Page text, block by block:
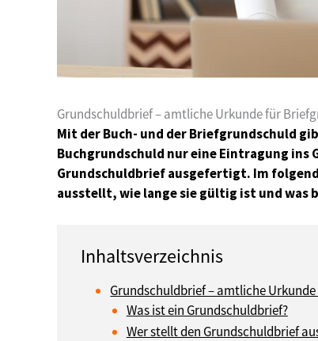
Grundschuldbrief – amtliche Urkunde für
Mit der Buch- und der Briefgrundschuld
Buchgrundschuld nur eine Eintragung
Grundschuldbrief ausgefertigt. Im
ausstellt, wie lange sie gültig ist und was
Grundschuldbrief – amtliche
Was ist ein Grundschuldbrief?
Wer stellt den Grundschuldbrief